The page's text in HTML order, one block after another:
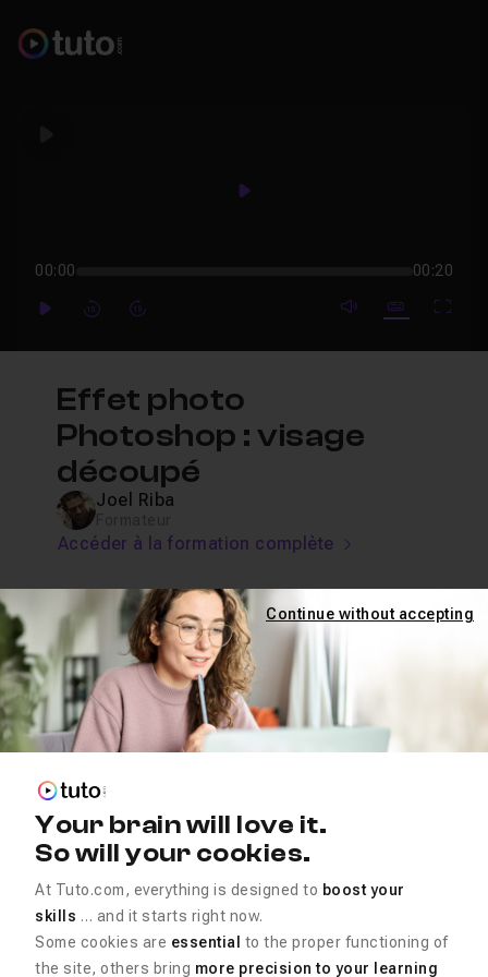
Play
00:00 00:20
PlayForwardForward mute video
Subtitles
Effet photo
Photoshop : visage
découpé
Joel Riba
Accéder à la formation complète